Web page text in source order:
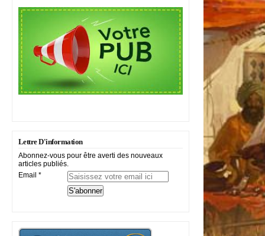
Lettre D'information
Abonnez-vous pour être averti des nouveaux
articles publiés.
Email